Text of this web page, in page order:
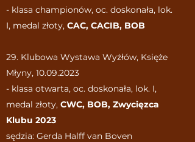
- klasa championów, oc. doskonała, lok.
I, medal złoty, CAC, CACIB, BOB
29. Klubowa Wystawa Wyżłów, Księże
Młyny, 10.09.2023
- klasa otwarta, oc. doskonała, lok. I,
medal złoty, CWC, BOB, Zwycięzca
Klubu 2023
sędzia: Gerda Halff van Boven